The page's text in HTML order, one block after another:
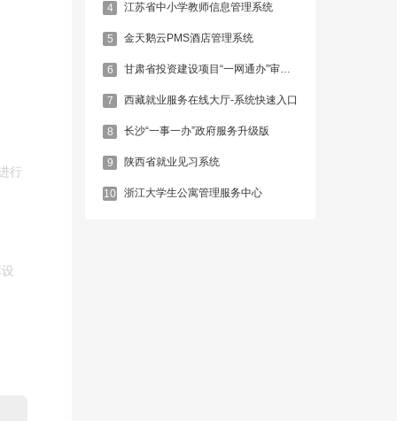
4 江苏省中小学教师信息管理系统
5 金天鹅云PMS酒店管理系统
6 甘肃省投资建设项目“一网通办”审批服务平台
7 西藏就业服务在线大厅-系统快速入口
8 长沙“一事一办”政府服务升级版
9 陕西省就业见习系统
10 浙江大学生公寓管理服务中心
行